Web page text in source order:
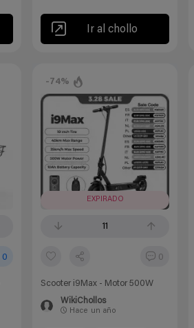
Ir al chollo
0
-74%
EXPIRADO
11
0
Scooter i9Max - Motor 500W
WikiChollos
Hace un año